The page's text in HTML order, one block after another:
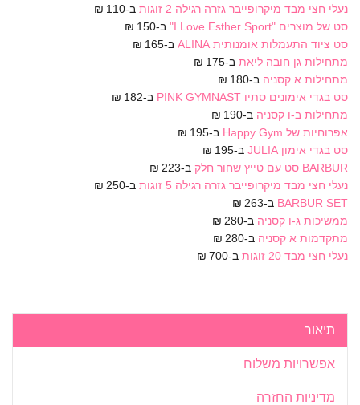
נעלי חצי מבד מיקרופייבר גזרה רגילה 2 זוגות
ב-110 ₪
סט של מוצרים "I Love Esther Sport"
ב-150 ₪
סט ציוד התעמלות אומנותית ALINA
ב-165 ₪
מתחילות גן חובה ליאת ב-175 ₪
מתחילות א קסניה ב-180 ₪
סט בגדי אימונים סתיו PINK GYMNAST
ב-182 ₪
מתחילות ב-ו קסניה ב-190 ₪
אפרוחיות של Happy Gym
ב-195 ₪
סט בגדי אימון JULIA
ב-195 ₪
BARBUR סט עם טייץ שחור חלק
ב-223 ₪
נעלי חצי מבד מיקרופייבר גזרה רגילה 5 זוגות
ב-250 ₪
BARBUR SET ב-263 ₪
ממשיכות ג-ו קסניה ב-280 ₪
מתקדמות א קסניה ב-280 ₪
נעלי חצי מבד 20 זוגות
ב-700 ₪
תיאור
אפשרויות משלוח
מדיניות החזרה